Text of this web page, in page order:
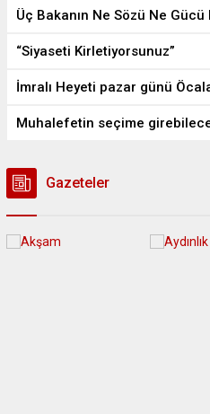
“Siyaseti Kirletiyorsunuz”
Gazeteler